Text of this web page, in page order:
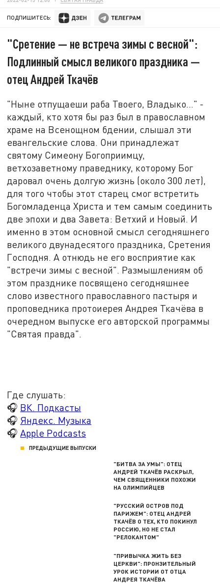
ПОДПИШИТЕСЬ:
"Сретение — не встреча зимы с весной":
Подлинный смысл великого праздника —
отец Андрей Ткачёв
"Ныне отпущаеши раба Твоего, Владыко..." -
каждый, кто хотя бы раз был в православном
храме на Всенощном бдении, слышал эти
евангельские слова. Они принадлежат
святому Симеону Богоприимцу,
ветхозаветному праведнику, которому Бог
даровал очень долгую жизнь (около 300 лет),
для того чтобы этот старец смог встретить
Богомладенца Христа и тем самым соединить
две эпохи и два Завета: Ветхий и Новый. И
именно в этом основной смысл сегодняшнего
великого двунадесятого праздника, Сретения
Господня. А отнюдь не его восприятие как
"встречи зимы с весной". Размышлениям об
этом празднике посвящено сегодняшнее
слово известного православного пастыря и
проповедника протоиерея Андрея Ткачёва в
очередном выпуске его авторской программы
"Святая правда".
Где слушать:
🎧 ВК. Подкасты
🎧 Яндекс. Музыка
🎧 Apple Podcasts
ПРЕДЫДУЩИЕ ВЫПУСКИ
"БИТВА ЗА УМЫ": ОТЕЦ
АНДРЕЙ ТКАЧЁВ РАСКРЫЛ,
ЧЕМ СВЯЩЕННИКИ ПОХОЖИ
НА ОЛИМПИЙЦЕВ
"РУССКИЙ ОСТРОВ ПОД
ПАРИЖЕМ": ОТЕЦ АНДРЕЙ
ТКАЧЁВ О ТЕХ, КТО ПОКИНУЛ
РОССИЮ, НО НЕ СТАЛ
"РЕЛОКАНТОМ"
"ПРИВЫЧКА ЖИТЬ БЕЗ
ЦЕРКВИ": ПРОНЗИТЕЛЬНЫЙ
УРОК ИСТОРИИ ОТ ОТЦА
АНДРЕЯ ТКАЧЁВА